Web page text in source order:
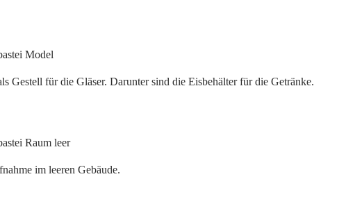
Gestell für die Gläser. Darunter sind die Eisbehälter für die Getränke.
im leeren Gebäude.